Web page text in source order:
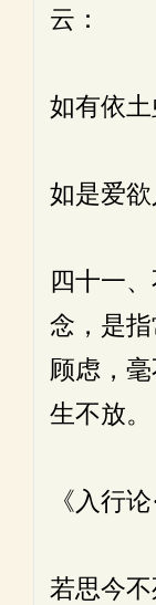
云：
如有依土
如是爱欲
四十一
念，是
顾虑，
生不放。
《入行
若思今不